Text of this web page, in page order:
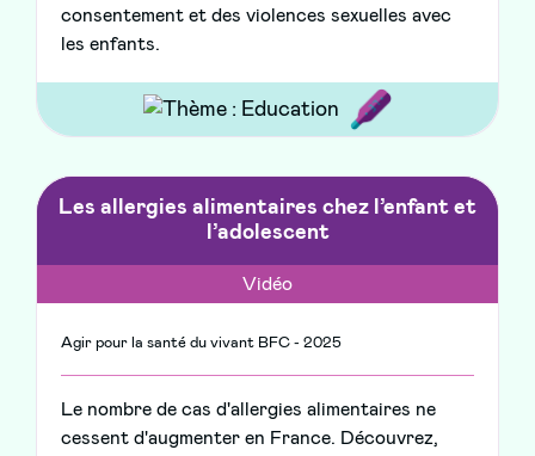
consentement et des violences sexuelles avec
les enfants.
Les allergies alimentaires chez l’enfant et
l’adolescent
Vidéo
Agir pour la santé du vivant BFC - 2025
Le nombre de cas d'allergies alimentaires ne
cessent d'augmenter en France. Découvrez,